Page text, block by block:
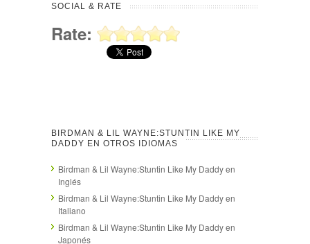
SOCIAL & RATE
Rate:
BIRDMAN & LIL WAYNE:STUNTIN LIKE MY
DADDY EN OTROS IDIOMAS
Birdman & Lil Wayne:Stuntin Like My Daddy en
Inglés
Birdman & Lil Wayne:Stuntin Like My Daddy en
Italiano
Birdman & Lil Wayne:Stuntin Like My Daddy en
Japonés